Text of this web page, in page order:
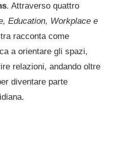
. Attraverso quattro
Education, Workplace e
racconta come
a orientare gli spazi,
relazioni, andando oltre
diventare parte